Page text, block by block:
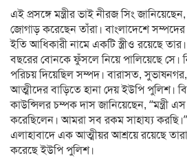
এই প্রসঙ্গে মন্ত্রীর ভাই নীরজ সিং
জোগাড় করেছেন তাঁরা। বাংলাদেশে
ইতি আধিকারী নামে একটি স্ত্রীও রয়েছে তার।
বছরের বোনকে ফুঁসলে নিয়ে পালিয়েছে
পরিচয় দিয়েছিল সম্পদ। বারাসত,
আত্মীদের বাড়িতে হানা দেয় ইউপি পুলিশ।
কাউন্সিলর চম্পক দাস জানিয়েছেন, “মন্ত্রী
করেছিলেন। আমরা সব রকম সাহায্য করছি।”
এলাহাবাদে এক আত্মীয়র আশ্রয়ে রয়েছে
করেছে ইউপি পুলিশ।